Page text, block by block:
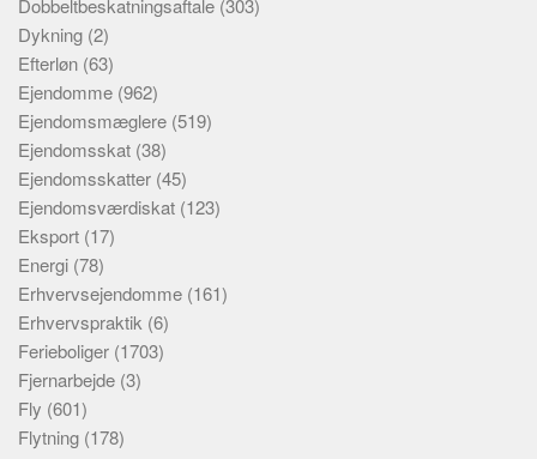
Dobbeltbeskatningsaftale (303)
Dykning (2)
Efterløn (63)
Ejendomme (962)
Ejendomsmæglere (519)
Ejendomsskat (38)
Ejendomsskatter (45)
Ejendomsværdiskat (123)
Eksport (17)
Energi (78)
Erhvervsejendomme (161)
Erhvervspraktik (6)
Ferieboliger (1703)
Fjernarbejde (3)
Fly (601)
Flytning (178)